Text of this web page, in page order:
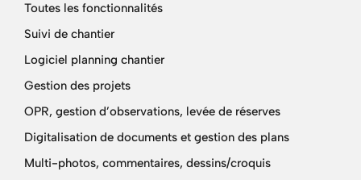
Toutes les fonctionnalités
Suivi de chantier
Logiciel planning chantier
Gestion des projets
OPR, gestion d’observations, levée de réserves
Digitalisation de documents et gestion des plans
Multi-photos, commentaires, dessins/croquis